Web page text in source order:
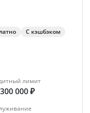
С кэшбэком
лимит
000 ₽